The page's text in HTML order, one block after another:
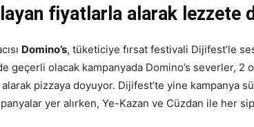
fiyatlarla alarak lezzete
Domino’s, tüketiciye fırsat festivali Dijifest’le
geçerli olacak kampanyada Domino’s severler, 2
pizzaya doyuyor. Dijifest’te yine kampanya
yer alırken, Ye-Kazan ve Cüzdan ile her